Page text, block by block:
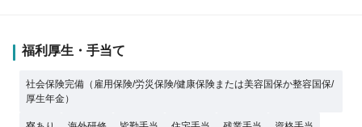
福利厚生・手当て
社会保険完備（雇用保険/労災保険/健康保険または美容国保か整容国保/
厚生年金）